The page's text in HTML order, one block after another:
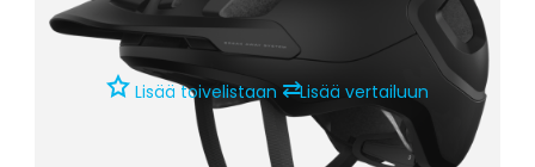
Lisää toivelistaan ⇄Lisää vertailuun